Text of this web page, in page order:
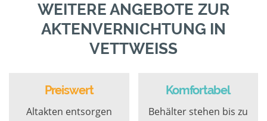
WEITERE ANGEBOTE ZUR
AKTENVERNICHTUNG IN
VETTWEISS
Preiswert
Altakten entsorgen
Komfortabel
Behälter stehen bis zu